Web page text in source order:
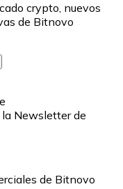
crypto, nuevos
de Bitnovo
Newsletter de
de Bitnovo